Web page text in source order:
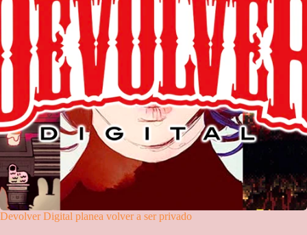
Devolver Digital planea volver a ser privado